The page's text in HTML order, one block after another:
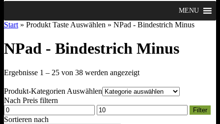
MENU
Start » Produkt Taste Auswählen » NPad - Bindestrich Minus
NPad - Bindestrich Minus
Ergebnisse 1 – 25 von 38 werden angezeigtNach
sortiert
Produkt-Kategorien Auswählen
Nach Preis filtern
Min.
Preis
Max.
Preis
Filter
Sortieren nach